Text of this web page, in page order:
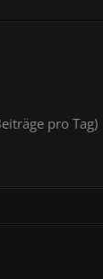
pro Tag)